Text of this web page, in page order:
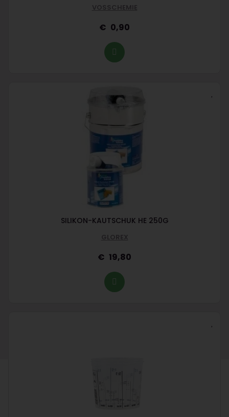
VOSSCHEMIE
0,90
SILIKON-KAUTSCHUK HE 250G
GLOREX
19,80